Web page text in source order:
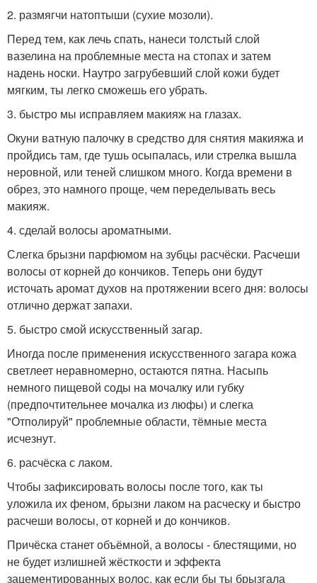
2. размягчи натоптыши (сухие мозоли).
Перед тем, как лечь спать, нанеси толстый слой
вазелина на проблемные места на стопах и затем
надень носки. Наутро загрубевший слой кожи будет
мягким, ты легко сможешь его убрать.
3. быстро мы исправляем макияж на глазах.
Окуни ватную палочку в средство для снятия макияжа и
пройдись там, где тушь осыпалась, или стрелка вышла
неровной, или теней слишком много. Когда времени в
обрез, это намного проще, чем переделывать весь
макияж.
4. сделай волосы ароматными.
Слегка брызни парфюмом на зубцы расчёски. Расчеши
волосы от корней до кончиков. Теперь они будут
источать аромат духов на протяжении всего дня: волосы
отлично держат запахи.
5. быстро смой искусственный загар.
Иногда после применения искусственного загара кожа
светлеет неравномерно, остаются пятна. Насыпь
немного пищевой соды на мочалку или губку
(предпочтительнее мочалка из люфы) и слегка
"Отполируй" проблемные области, тёмные места
исчезнут.
6. расчёска с лаком.
Чтобы зафиксировать волосы после того, как ты
уложила их феном, брызни лаком на расческу и быстро
расчеши волосы, от корней и до кончиков.
Причёска станет объёмной, а волосы - блестящими, но
не будет излишней жёсткости и эффекта
зацементированных волос, как если бы ты брызгала